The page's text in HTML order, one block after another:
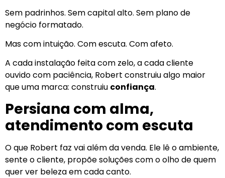
Sem padrinhos. Sem capital alto. Sem plano de
negócio formatado.
Mas com intuição. Com escuta. Com afeto.
A cada instalação feita com zelo, a cada cliente
ouvido com paciência, Robert construiu algo maior
que uma marca: construiu confiança.
Persiana com alma,
atendimento com escuta
O que Robert faz vai além da venda. Ele lê o ambiente,
sente o cliente, propõe soluções com o olho de quem
quer ver beleza em cada canto.